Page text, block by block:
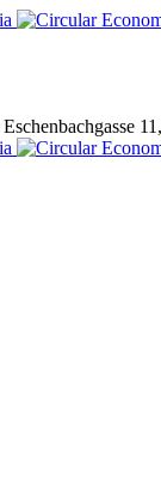
Eschenbachgasse